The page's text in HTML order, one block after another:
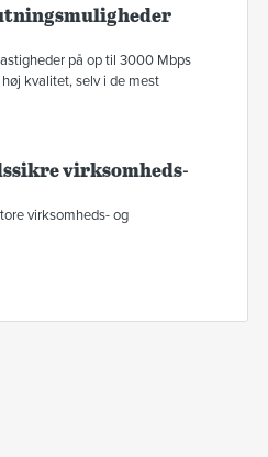
på op til 3000 Mbps
kvalitet, selv i de mest
virksomheds-
virksomheds- og